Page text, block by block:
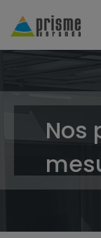
Nos